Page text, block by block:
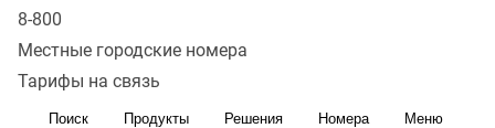
8-800
Местные городские номера
Тарифы на связь
Поиск Продукты Решения Номера Меню
Это номер, телефонный код которого выглядит
как у любого мобильного, но работает не через
GSM ( стандарт цифровой сотовой связи второго
поколения), а через ИПТ-телефонию¹ и обладает